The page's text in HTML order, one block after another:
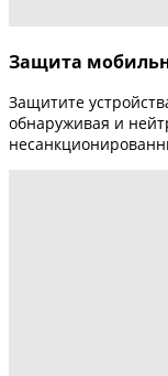
Защита
Защитите
обнаруживая и